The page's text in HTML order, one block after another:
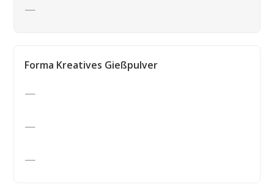
—
Forma Kreatives Gießpulver
—
—
—